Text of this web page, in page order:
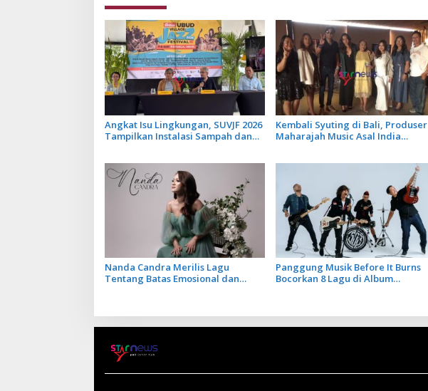
Angkat Isu Lingkungan, SUVJF 2026
Tampilkan Instalasi Sampah dan
Kembali Syuting di Bali, Produser
Maharajah Music Asal India
Nanda Candra Merilis Lagu
Tentang Batas Emosional dan
Panggung Musik Before It Burns
Bocorkan 8 Lagu di Album